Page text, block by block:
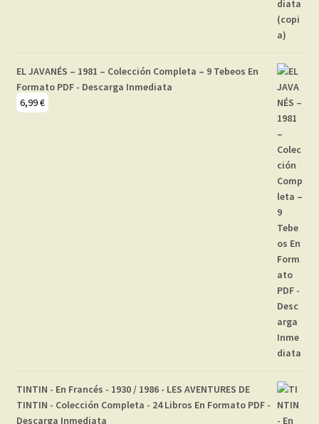
EL JAVANÉS – 1981 – Colección Completa – 9 Tebeos En
Formato PDF - Descarga Inmediata
6,99€
TINTIN - En Francés - 1930 / 1986 - LES AVENTURES DE
TINTIN - Colección Completa - 24 Libros En Formato PDF -
Descarga Inmediata